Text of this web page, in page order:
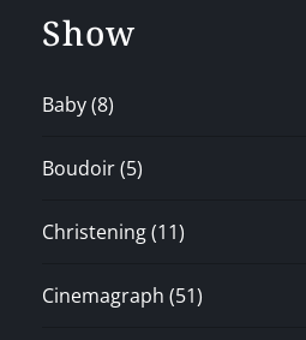
Show
Baby(8)
Boudoir(5)
Christening(11)
Cinemagraph (51)